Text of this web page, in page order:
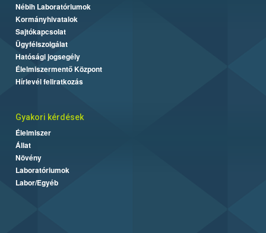
Nébih Laboratóriumok
Kormányhivatalok
Sajtókapcsolat
Ügyfélszolgálat
Hatósági jogsegély
Élelmiszermentő Központ
Hírlevél feliratkozás
Gyakori kérdések
Élelmiszer
Állat
Növény
Laboratóriumok
Labor/Egyéb